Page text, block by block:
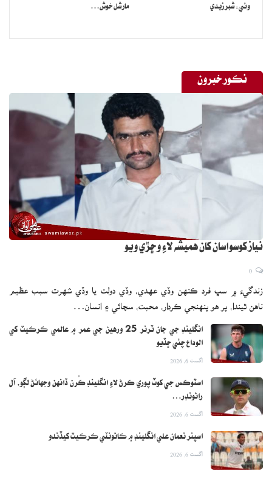
وئي: شبر زيدي
مارشل خوش…
نڪور خبرون
نياز کوسواسان کان هميشه لاءِ وڇڙي ويو
زندگيءَ ۾ سڀ فرد ڪنهن وڏي عهدي، وڏي دولت يا وڏي شهرت سبب عظيم
ناهن ٿيندا، پر هو پنهنجي ڪردار، محبت، سچائي ۽ انسان…
انگلينڊ جي جان ٽرنر 25 ورهين جي عمر ۾ عالمي ڪرڪيٽ کي
الوداع چئي ڇڏيو
اگست 6, 2026
اسٽوڪس جي کوٽ پوري ڪرڻ لاءِ انگلينڊ ڪُرن ڏانهن وجهائڻ لڳو، آل
رائونڊر…
اگست 6, 2026
اسپنر نعمان علي انگلينڊ ۾ ڪائونٽي ڪرڪيٽ کيڏندو
اگست 6, 2026